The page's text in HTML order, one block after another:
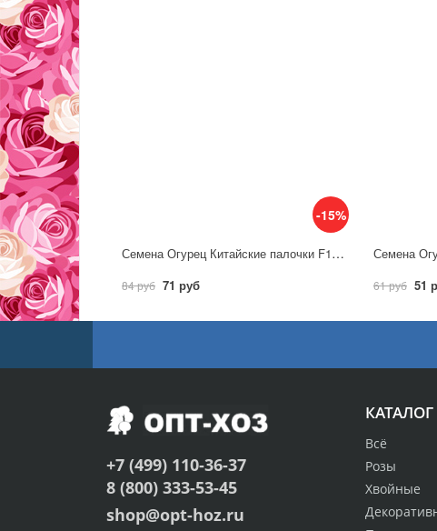
-15%
Семена Огурец Китайские палочки F1 10шт / Аэлита
84 руб 71 руб 61 руб 51
Всё
Розы
Хвойные
+7 (499) 110-36-37
8 (800) 333-53-45
shop@opt-hoz.ru